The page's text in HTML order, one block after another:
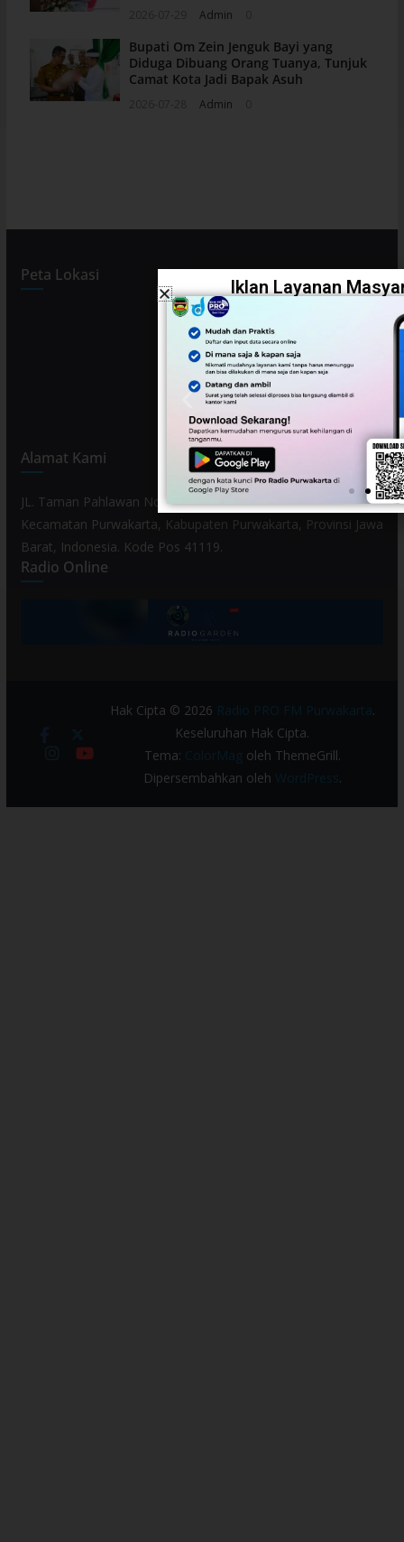
Admin
Bupati Om Zein Jenguk Bayi yang
Diduga Dibuang Orang Tuanya, Tunjuk
Camat Kota Jadi Bapak Asuh
Admin
Peta Lokasi
Alamat Kami
JL. Taman Pahlawan No. 80, Kelurahan Purwamekar,
Kecamatan Purwakarta, Kabupaten Purwakarta, Provinsi Jawa
Barat, Indonesia. Kode Pos 41119.
Radio Online
Hak Cipta © 2026 Radio PRO FM Purwakarta.
Keseluruhan Hak Cipta.
Tema: ColorMagoleh ThemeGrill.
Dipersembahkan oleh WordPress .
Iklan Layanan